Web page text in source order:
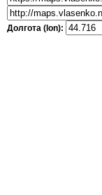
Долгота (lon):